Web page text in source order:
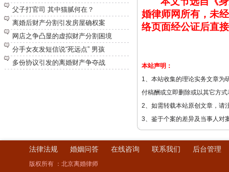
父子打官司 其中猫腻何在？
离婚后财产分割引发房屋确权案
网店之争凸显的虚拟财产分割困境
分手女友发短信说“死远点” 男孩
多份协议引发的离婚财产争夺战
婚律师网所有，未
络页面经公证后直
本站声明：
1、本站收集的理论实务文章为
付稿酬或立即删除或以其它方式
2、如需转载本站原创文章，请
3、鉴于个案的差异及当事人对
法律法规 婚姻问答 在线咨询 联系我们 后台管理
版权所有 ：北京离婚律师